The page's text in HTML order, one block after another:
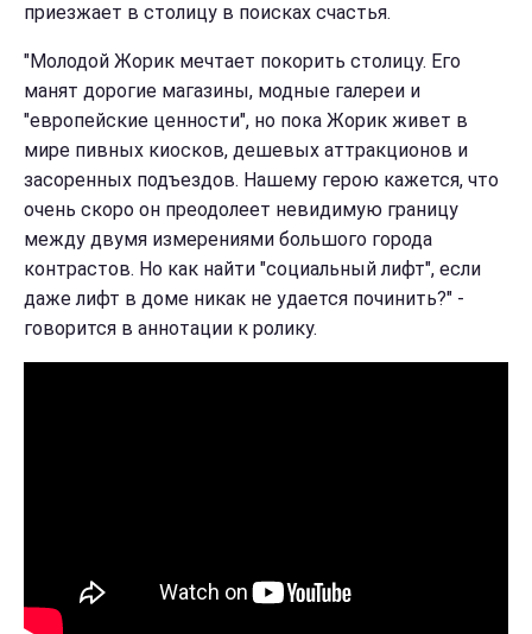
приезжает в столицу в поисках счастья.
"Молодой Жорик мечтает покорить столицу. Его
манят дорогие магазины, модные галереи и
"европейские ценности", но пока Жорик живет в
мире пивных киосков, дешевых аттракционов и
засоренных подъездов. Нашему герою кажется, что
очень скоро он преодолеет невидимую границу
между двумя измерениями большого города
контрастов. Но как найти "социальный лифт", если
даже лифт в доме никак не удается починить?" -
говорится в аннотации к ролику.